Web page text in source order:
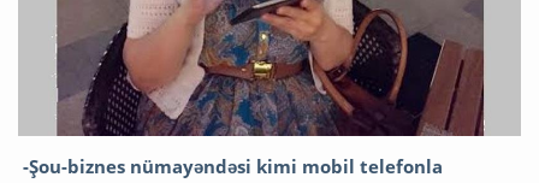
-Şou-biznes nümayəndəsi kimi mobil telefonla